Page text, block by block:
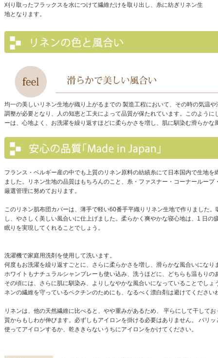
刈り取ったフラックスを水につけて繊維だけを取り出し、糸に紡ぎリネン生
地となります。
均一の美しいリネン生地が織り上がるまでの 製造工程において、その時の気温
調整が必要となり、人の知恵と工夫によって品質が保たれています。このように
ーは、心地よく、お洗濯を繰り返すほどに柔らかさを増し、肌に馴染む滑らかな
フランス・ベルギー産の中でも上質のリネン原料の紡績糸にて日本国内で生地を
ました。リネン生地の品質はもちろんのこと、糸・ファスナー・コーナーループ
厳選管理に努めております。
このリネン肌布団カバーは、薄手で軽い60番手平織りリネン生地で作りました
し、やさしく美しい風合いに仕上げました。柔らかく爽やかな寝心地は、1 日の
眠りを実現してくれることでしょう。
洗濯機で家庭用洗剤を使用して洗います。
何度もお洗濯を繰り返すごとに、さらに柔らかさを増し、滑らかな風合いになり
ホワイトもナチュラルシャンブレーも使い込み、洗うほどに、どちらも温もりの
その頃には、さらに肌に馴染み、よりしなやかな風合いになっていることでしょ
ネンの繊維を守っているペクチンのためにも、なるべく漂白剤は避けてください
リネンは、他の天然繊維に比べると、やや重みがあるため、 平らにして干して
質からもしわが伸びます。必ずしもアイロンを掛ける必要はありません。 パリ
使ってアイロンするか、乾ききらないうちにアイロンをかけてください。